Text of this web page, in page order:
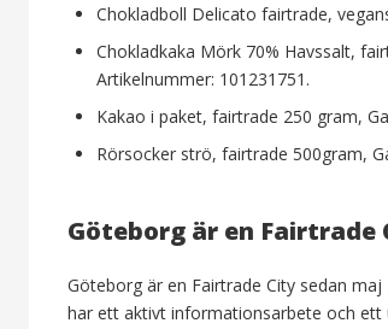
Chokladboll Delicato fairtrade,
Chokladkaka Mörk 70% Havssalt,
Artikelnummer: 101231751.
Kakao i paket, fairtrade 250 gram,
Rörsocker strö, fairtrade 500gram,
Göteborg är en Fairtrade
Göteborg är en Fairtrade City sedan
har ett aktivt informationsarbete och ett